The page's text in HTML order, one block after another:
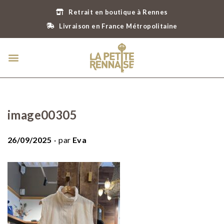
Retrait en boutique à Rennes
Livraison en France Métropolitaine
image00305
P
i
é
26/09/2025 par Eva